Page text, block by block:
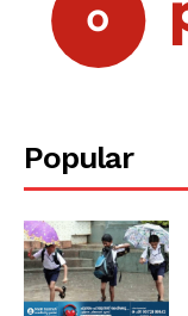
Popular